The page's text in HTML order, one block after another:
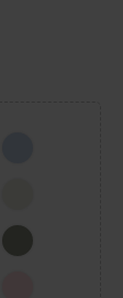
Elephant